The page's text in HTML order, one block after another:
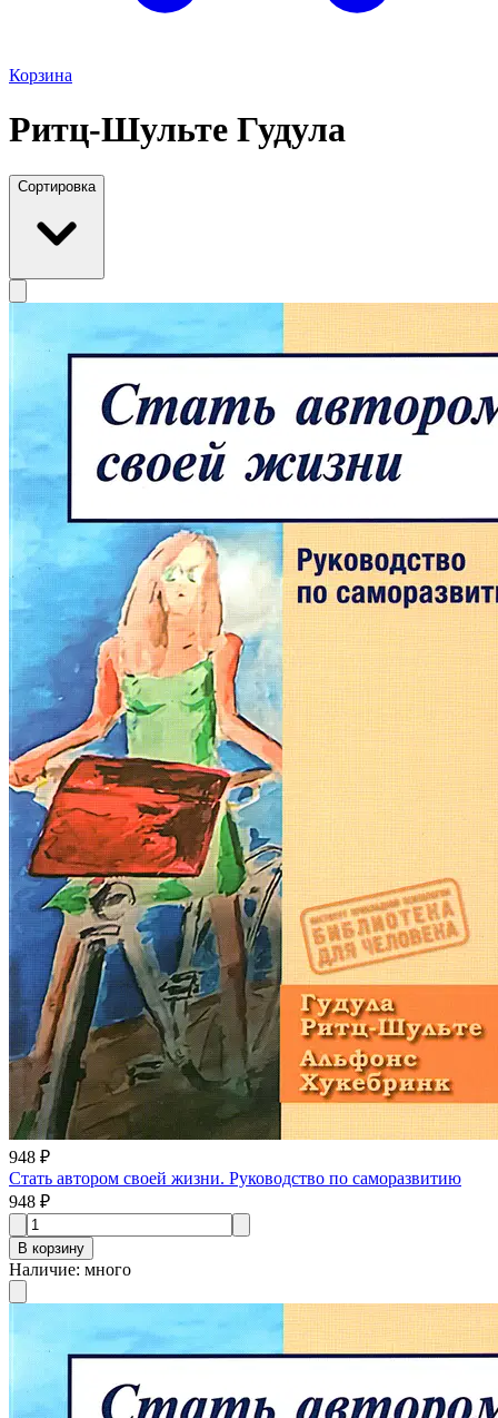
Корзина
Ритц-Шульте Гудула
Сортировка
948 ₽
Стать автором своей жизни. Руководство по саморазвитию
948 ₽
В корзину
Наличие: много